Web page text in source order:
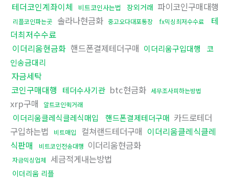
테더코인계좌이체
비트코인사는법 장외거래 파이코인구매대행
리플코인파는곳 솔라나현금화 중고오다대포통장 fx믹싱최저수수료
테
더최저수수료
이더리움현금화 핸드폰결제테더구매 이더리움구입대행
코
인송금대리
자금세탁
코인구매대행
테더수사기관 btc현금화 세무조사피하는방법
xrp구매 알트코인퀵거래
이더리움클레식클레식매입 핸드폰결제테더구매 카드로테더
구입하는법
비트매입 컬쳐랜드테더구매 이더리움클레식클레
식판매
비트코인전송대행 이더리움현금화
자금믹싱업체 세금적게내는방법
이더리움 리플